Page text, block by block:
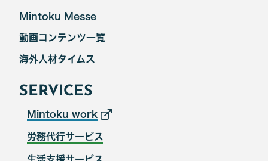
Mintoku Messe
海外人材タイムス
動画コンテンツ一覧
SERVICES
Mintoku work
労務代行サービス